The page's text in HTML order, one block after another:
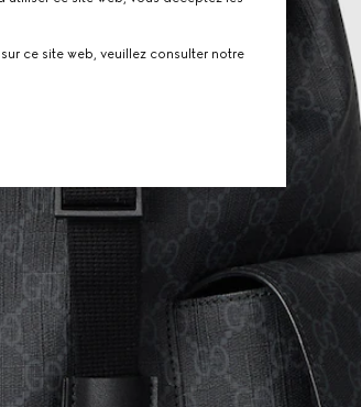
ce site web, veuillez consulter notre